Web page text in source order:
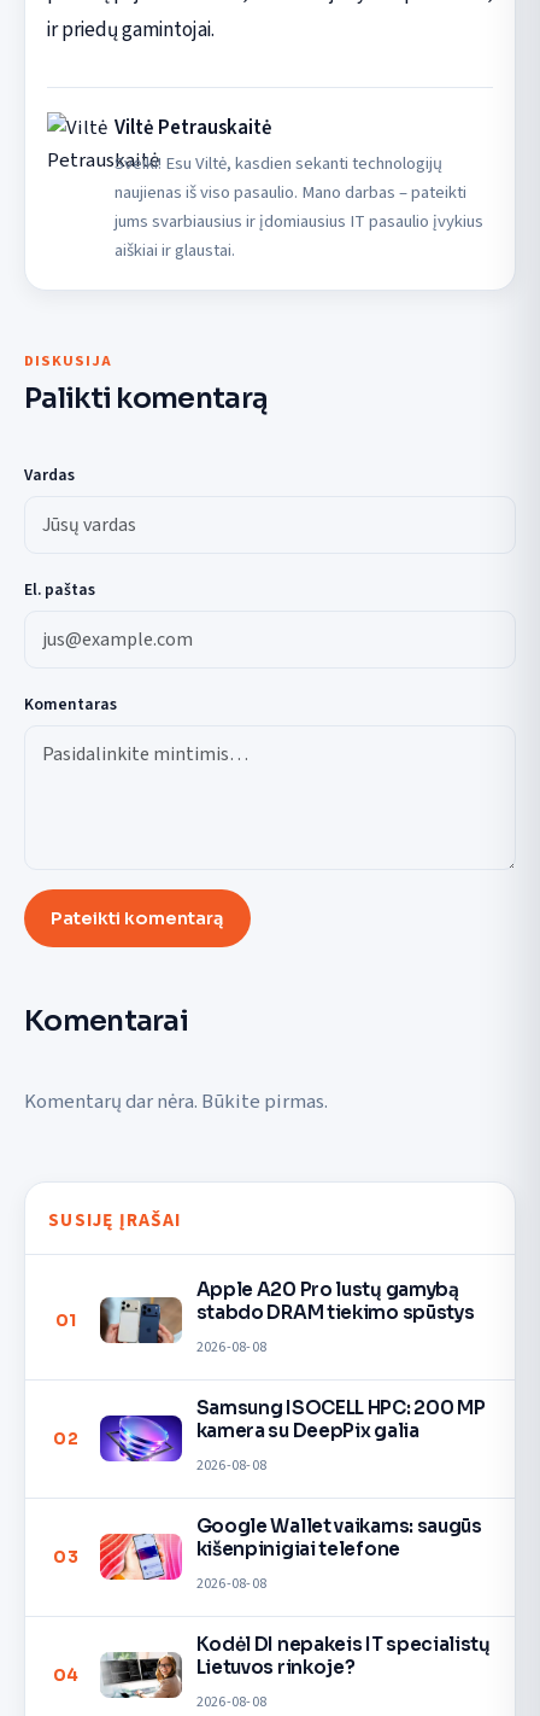
ir priedų gamintojai.
Viltė Petrauskaitė
Sveiki! Esu Viltė, kasdien sekanti technologijų
naujienas iš viso pasaulio. Mano darbas – pateikti
jums svarbiausius ir įdomiausius IT pasaulio įvykius
aiškiai ir glaustai.
DISKUSIJA
Palikti komentarą
Vardas
El. paštas
Komentaras
Pateikti komentarą
Komentarai
Komentarų dar nėra. Būkite pirmas.
SUSIJĘ ĮRAŠAI
01
Apple A20 Pro lustų gamybą
stabdo DRAM tiekimo spūstys
2026-08-08
02
Samsung ISOCELL HPC: 200 MP
kamera su DeepPix galia
2026-08-08
03
Google Wallet vaikams: saugūs
kišenpinigiai telefone
2026-08-08
04
Kodėl DI nepakeis IT specialistų
Lietuvos rinkoje?
2026-08-08